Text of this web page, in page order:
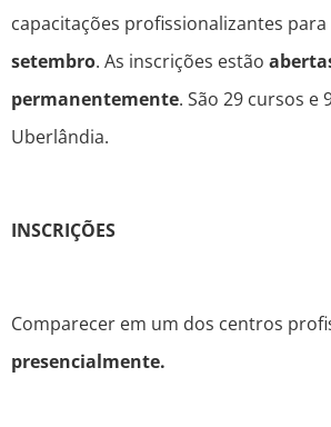
capacitações profissionalizantes para
setembro. As inscrições estão
permanentemente. São 29 cursos e
Uberlândia.
INSCRIÇÕES
Comparecer em um dos centros
presencialmente.